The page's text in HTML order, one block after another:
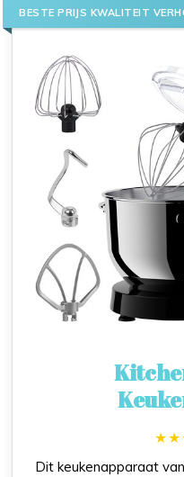
BESTE PRIJS KWALITEIT
Dit keukenapparaat